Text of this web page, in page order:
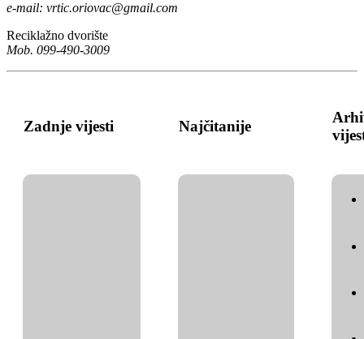
e-mail: vrtic.oriovac@gmail.com
Reciklažno dvorište
Mob. 099-490-3009
Zadnje vijesti Najčitanije